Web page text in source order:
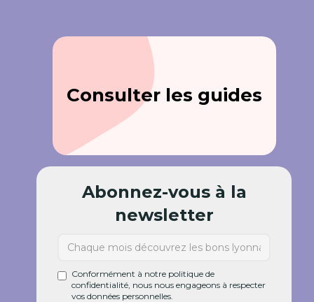
Consulter les guides
Abonnez-vous à la
newsletter
Conformément à notre politique de
confidentialité, nous nous engageons à respecter
vos données personnelles.